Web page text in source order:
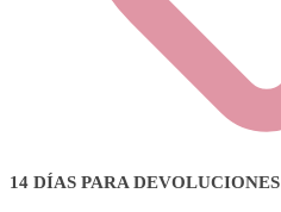
14 DÍAS PARA DEVOLUCIONES